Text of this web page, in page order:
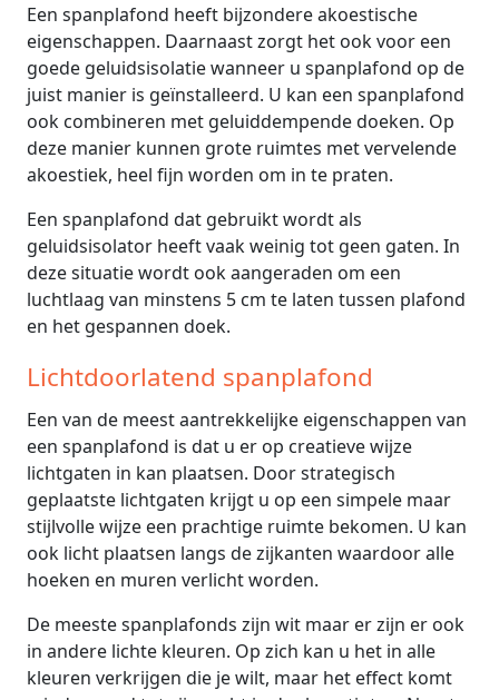
Een spanplafond heeft bijzondere akoestische
eigenschappen. Daarnaast zorgt het ook voor een
goede geluidsisolatie wanneer u spanplafond op de
juist manier is geïnstalleerd. U kan een spanplafond
ook combineren met geluiddempende doeken. Op
deze manier kunnen grote ruimtes met vervelende
akoestiek, heel fijn worden om in te praten.
Een spanplafond dat gebruikt wordt als
geluidsisolator heeft vaak weinig tot geen gaten. In
deze situatie wordt ook aangeraden om een
luchtlaag van minstens 5 cm te laten tussen plafond
en het gespannen doek.
Lichtdoorlatend spanplafond
Een van de meest aantrekkelijke eigenschappen van
een spanplafond is dat u er op creatieve wijze
lichtgaten in kan plaatsen. Door strategisch
geplaatste lichtgaten krijgt u op een simpele maar
stijlvolle wijze een prachtige ruimte bekomen. U kan
ook licht plaatsen langs de zijkanten waardoor alle
hoeken en muren verlicht worden.
De meeste spanplafonds zijn wit maar er zijn er ook
in andere lichte kleuren. Op zich kan u het in alle
kleuren verkrijgen die je wilt, maar het effect komt